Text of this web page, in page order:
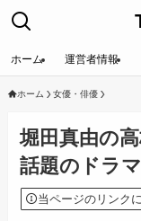
ホーム 運営者情報
ホーム 女優・俳優
堀田真由の
話題のドラ
当ページのリンク